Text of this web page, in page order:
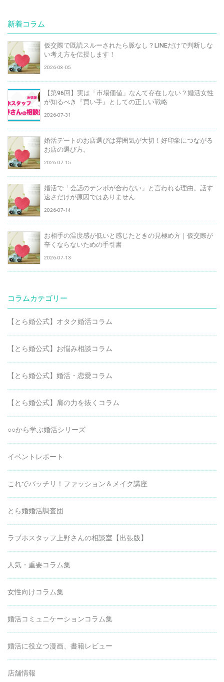
新着コラム
仮交際で既読スルーされたら脈なし？LINEだけで判断しな
い考え方を伝授します！
2026-08-05
【第96回】実は「市場価値」なんて存在しない？婚活女性
が知るべき『買い手』としての正しい戦略
2026-07-31
婚活デートのお店選びは雰囲気が大切！好印象につながる
お店の選び方。
2026-07-15
婚活で「会話のテンポが合わない」と言われる理由。話す
速さだけが原因ではありません
2026-07-14
お相手の温度感が低いと感じたときの見極め方｜仮交際が
辛くならないための手引書
2026-07-13
コラムカテゴリー
【とら婚公式】オタク婚活コラム
【とら婚公式】お悩み相談コラム
【とら婚公式】婚活・恋愛コラム
【とら婚公式】肩の力を抜くコラム
○○から学ぶ婚活シリーズ
イベントレポート
これでバッチリ！ファッション＆メイク講座
とら婚婚活調査団
ラブホスタッフ上野さんの相談室【出張版】
人気・重要コラム集
女性向けコラム集
婚活コミュニケーションコラム集
婚活に役立つ漫画、書籍レビュー
店舗情報